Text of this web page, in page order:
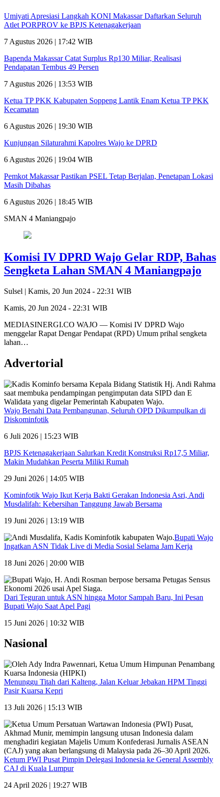
Umiyati Apresiasi Langkah KONI Makassar Daftarkan Seluruh
Atlet PORPROV ke BPJS Ketenagakerjaan
7 Agustus 2026 | 17:42 WIB
Bapenda Makassar Catat Surplus Rp130 Miliar, Realisasi
Pendapatan Tembus 49 Persen
7 Agustus 2026 | 13:53 WIB
Ketua TP PKK Kabupaten Soppeng Lantik Enam Ketua TP PKK
Kecamatan
6 Agustus 2026 | 19:30 WIB
Kunjungan Silaturahmi Kapolres Wajo ke DPRD
6 Agustus 2026 | 19:04 WIB
Pemkot Makassar Pastikan PSEL Tetap Berjalan, Penetapan Lokasi
Masih Dibahas
6 Agustus 2026 | 18:45 WIB
SMAN 4 Maniangpajo
Komisi IV DPRD Wajo Gelar RDP, Bahas
Sengketa Lahan SMAN 4 Maniangpajo
Sulsel | Kamis, 20 Jun 2024 - 22:31 WIB
Kamis, 20 Jun 2024 - 22:31 WIB
MEDIASINERGI.CO WAJO — Komisi IV DPRD Wajo
menggelar Rapat Dengar Pendapat (RPD) Umum prihal sengketa
lahan…
Advertorial
Wajo Benahi Data Pembangunan, Seluruh OPD Dikumpulkan di
Diskominfotik
6 Juli 2026 | 15:23 WIB
BPJS Ketenagakerjaan Salurkan Kredit Konstruksi Rp17,5 Miliar,
Makin Mudahkan Peserta Miliki Rumah
29 Juni 2026 | 14:05 WIB
Kominfotik Wajo Ikut Kerja Bakti Gerakan Indonesia Asri, Andi
Musdalifah: Kebersihan Tanggung Jawab Bersama
19 Juni 2026 | 13:19 WIB
Bupati Wajo
Ingatkan ASN Tidak Live di Media Sosial Selama Jam Kerja
18 Juni 2026 | 20:00 WIB
Dari Teguran untuk ASN hingga Motor Sampah Baru, Ini Pesan
Bupati Wajo Saat Apel Pagi
15 Juni 2026 | 10:32 WIB
Nasional
Menunggu Titah dari Kalteng, Jalan Keluar Jebakan HPM Tinggi
Pasir Kuarsa Kepri
13 Juli 2026 | 15:13 WIB
Ketum PWI Pusat Pimpin Delegasi Indonesia ke General Assembly
CAJ di Kuala Lumpur
24 April 2026 | 19:27 WIB